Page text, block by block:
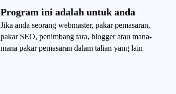
Program ini adalah untuk anda
Jika anda seorang webmaster, pakar pemasaran,
pakar SEO, penimbang tara, blogger atau mana-
mana pakar pemasaran dalam talian yang lain